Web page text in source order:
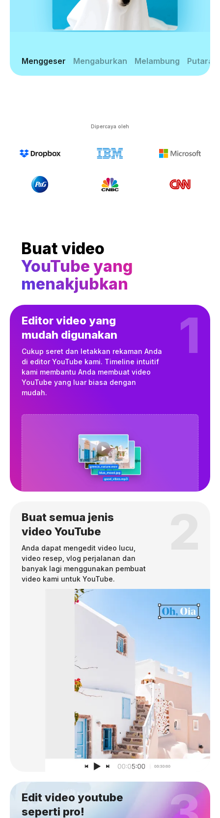
Menggeser Mengaburkan Melambung Putaran
Dipercaya oleh
Buat video
YouTube yang
menakjubkan
Editor video yang
mudah digunakan
Cukup seret dan letakkan rekaman Anda
di editor YouTube kami. Timeline intuitif
kami membantu Anda membuat video
YouTube yang luar biasa dengan
mudah.
1
Buat semua jenis
video YouTube
Anda dapat mengedit video lucu,
video resep, vlog perjalanan dan
banyak lagi menggunakan pembuat
video kami untuk YouTube.
Edit video youtube
seperti pro!